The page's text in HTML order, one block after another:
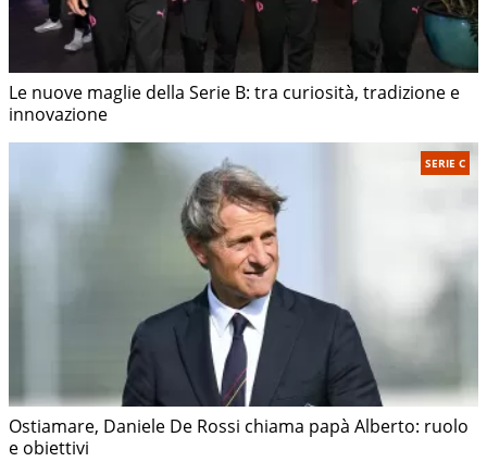
Le nuove maglie della Serie B: tra curiosità, tradizione e
innovazione
SERIE C
Ostiamare, Daniele De Rossi chiama papà Alberto: ruolo
e obiettivi